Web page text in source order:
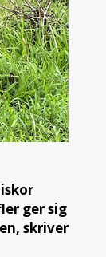
ger sig
skriver